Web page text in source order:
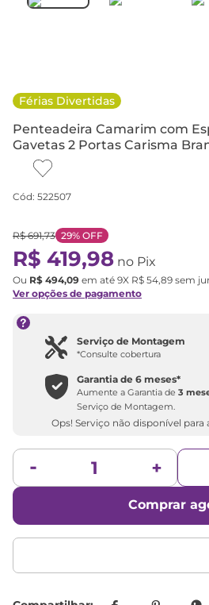
Férias Divertidas
Penteadeira Camarim com
Gavetas 2 Portas Carisma
Cód: 522507
R$ 691,73 29% OFF
R$ 419,98 no Pix
Ou R$ 494,09 em até 9X R$ 54,89 sem
Ver opções de pagamento
Serviço de Montagem
*Consulte cobertura
Garantia de6 meses*
Aumente a Garantia de3
Serviço de Montagem.
Ops! Serviço não disponível para
Comprar